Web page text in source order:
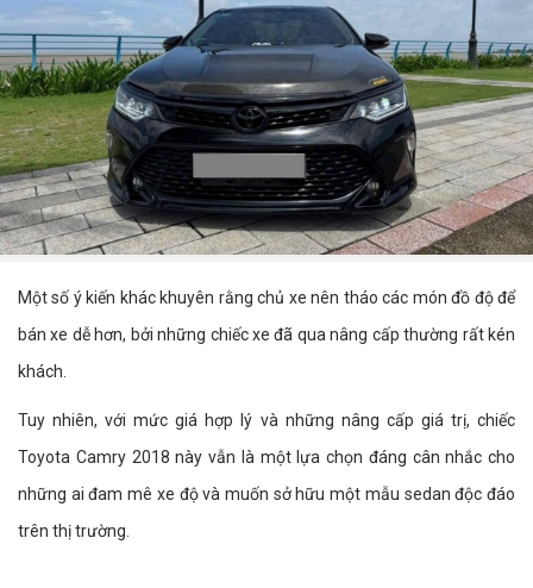
Một số ý kiến khác khuyên rằng chủ xe nên tháo các món đồ độ để
bán xe dễ hơn, bởi những chiếc xe đã qua nâng cấp thường rất kén
khách.
Tuy nhiên, với mức giá hợp lý và những nâng cấp giá trị, chiếc
Toyota Camry 2018 này vẫn là một lựa chọn đáng cân nhắc cho
những ai đam mê xe độ và muốn sở hữu một mẫu sedan độc đáo
trên thị trường.